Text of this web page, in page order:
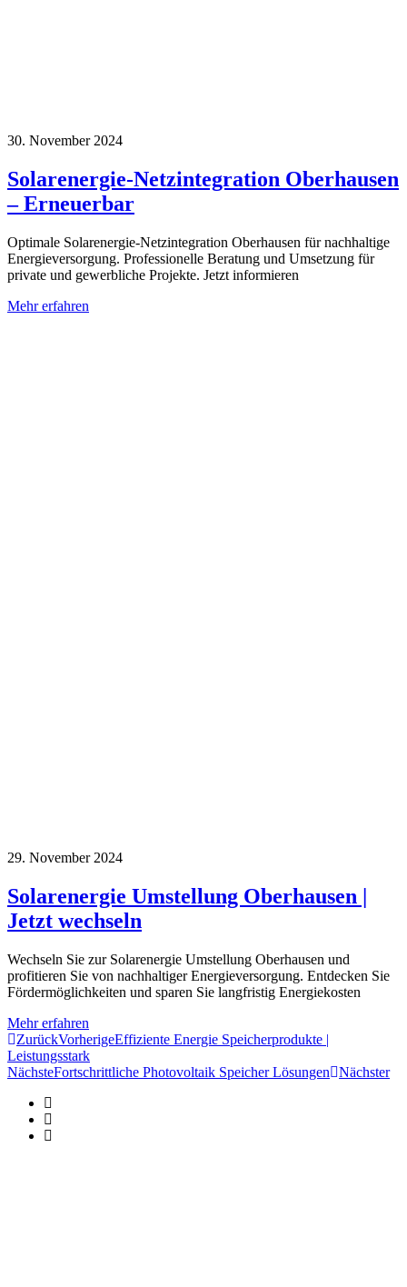
30. November 2024
Solarenergie-Netzintegration Oberhausen
– Erneuerbar
Optimale Solarenergie-Netzintegration Oberhausen für nachhaltige
Energieversorgung. Professionelle Beratung und Umsetzung für
private und gewerbliche Projekte. Jetzt informieren
Mehr erfahren
29. November 2024
Solarenergie Umstellung Oberhausen |
Jetzt wechseln
Wechseln Sie zur Solarenergie Umstellung Oberhausen und
profitieren Sie von nachhaltiger Energieversorgung. Entdecken Sie
Fördermöglichkeiten und sparen Sie langfristig Energiekosten
Mehr erfahren
ZurückVorherigeEffiziente Energie Speicherprodukte |
Leistungsstark
NächsteFortschrittliche Photovoltaik Speicher Lösungen Nächster